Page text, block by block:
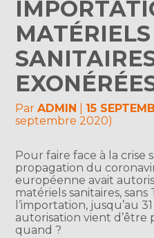
MATÉRIELS
ParADMIN 15
septembre 2020)
Pour faire face à la crise
propagation du
européenne avait
matériels sanitaires, sans
l’importation, jusqu’au
autorisation vient d’être
quand ?